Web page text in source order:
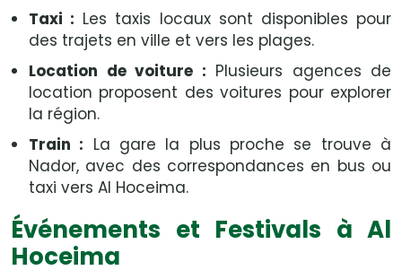
Taxi : Les taxis locaux sont disponibles pour
des trajets en ville et vers les plages.
Location de voiture : Plusieurs agences de
location proposent des voitures pour explorer
la région.
Train : La gare la plus proche se trouve à
Nador, avec des correspondances en bus ou
taxi vers Al Hoceima.
Événements et Festivals à Al
Hoceima